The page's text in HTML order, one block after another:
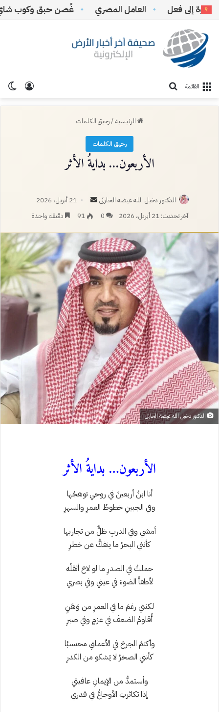
إلى فعل ‏العامل المصري غُصن حبق وكوب شاي
تسجيل القائمة
الرئيسية/رحيق الكلمات
رحيق الكلمات
الأربعون… بدايةُ الأثر
الدكتور دخيل الله عيضه الحارثي
أرسل
بريدا
21 أبريل، 2026
آخر تحديث: 21 أبريل، 2026
0
91 دقيقة واحدة
الدكتور دخيل الله عيضة الحارثي
الأربعون… بدايةُ الأثر
أنا ابنُ أربعينَ في روحي توهجُها
وفي الجبينِ خطوطُ العمرِ والسهرِ
أمشي وفي الدربِ ظلٌّ من تجاربها
كأنني البحرُ ما ينفكُّ عن خطرِ
حملتُ في الصدرِ ما لو لاحَ أثقلُه
لأطفأَ الضوءَ في عيني وفي بصري
لكنني رغمَ ما في العمرِ من وَهَنٍ
أُقاومُ الضعفَ في عزمٍ وفي صبرِ
وأكتمُ الجرحَ في الأعماقِ محتسبًا
كأنني الصخرُ لا يَشكو من الكدرِ
وأستمدُّ من الإيمانِ عافيتي
إذا تكاثرتِ الأوجاعُ في قدري